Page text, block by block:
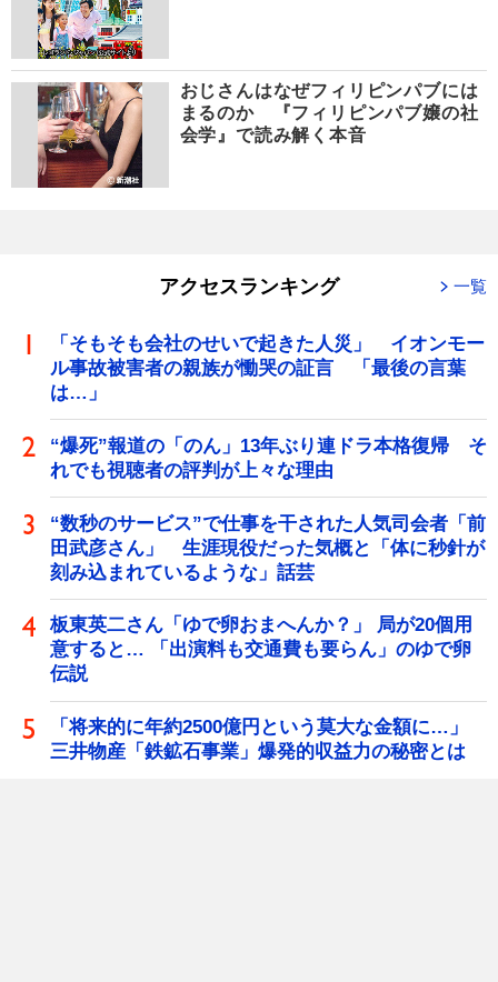
おじさんはなぜフィリピンパブには
まるのか 『フィリピンパブ嬢の社
会学』で読み解く本音
アクセスランキング 一覧
「そもそも会社のせいで起きた人災」 イオンモー
ル事故被害者の親族が慟哭の証言 「最後の言葉
は…」
“爆死”報道の「のん」13年ぶり連ドラ本格復帰 そ
れでも視聴者の評判が上々な理由
“数秒のサービス”で仕事を干された人気司会者「前
田武彦さん」 生涯現役だった気概と「体に秒針が
刻み込まれているような」話芸
板東英二さん「ゆで卵おまへんか？」 局が20個用
意すると… 「出演料も交通費も要らん」のゆで卵
伝説
「将来的に年約2500億円という莫大な金額に…」
三井物産「鉄鉱石事業」爆発的収益力の秘密とは